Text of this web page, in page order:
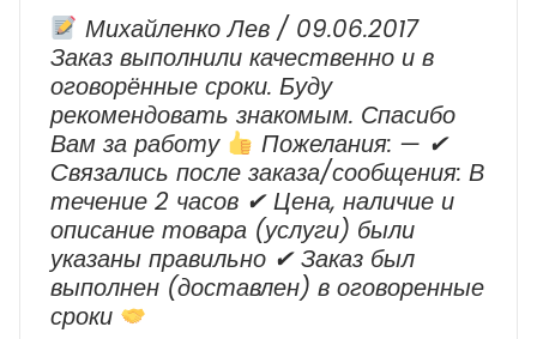
2009
г.в.
Михайленко Лев / 09.06.2017
Заказ выполнили качественно и в
оговорённые сроки. Буду
рекомендовать знакомым. Спасибо
Вам за работу
Пожелания: — ✔
Cвязались после заказа/сообщения: В
течение 2 часов ✔ Цена, наличие и
описание товара (услуги) были
указаны правильно ✔ Заказ был
выполнен (доставлен) в оговоренные
сроки